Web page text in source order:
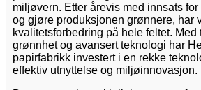
miljøvern. Etter årevis med innsats
og gjøre produksjonen grønnere, har
kvalitetsforbedring på hele feltet. Med
grønnhet og avansert teknologi har
papirfabrikk investert i en rekke
effektiv utnyttelse og miljøinnovasjon.